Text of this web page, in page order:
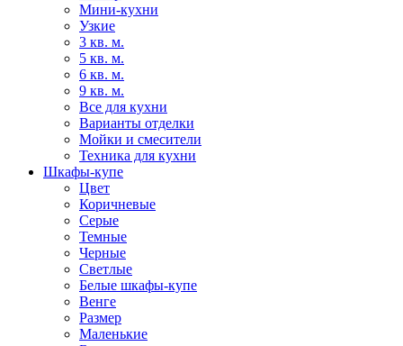
Мини-кухни
Узкие
3 кв. м.
5 кв. м.
6 кв. м.
9 кв. м.
Все для кухни
Варианты отделки
Мойки и смесители
Техника для кухни
Шкафы-купе
Цвет
Коричневые
Серые
Темные
Черные
Светлые
Белые шкафы-купе
Венге
Размер
Маленькие